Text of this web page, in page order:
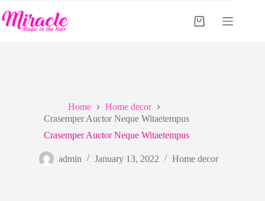
to
content
Shopping
Home
Home decor
Crasemper Auctor Neque Witaetempus
Crasemper Auctor Neque Witaetempus
admin January 13, 2022 Home decor